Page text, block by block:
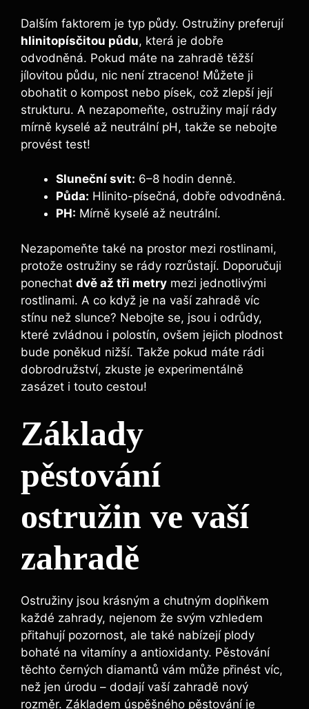
Dalším faktorem je typ půdy. Ostružiny preferují
hlinitopísčitou půdu, která je dobře
odvodněná. Pokud máte na zahradě těžší
jílovitou půdu, nic není ztraceno! Můžete ji
obohatit o kompost nebo písek, což zlepší její
strukturu. A nezapomeňte, ostružiny mají rády
mírně kyselé až neutrální pH, takže se nebojte
provést test!
Sluneční svit: 6–8 hodin denně.
Půda: Hlinito-písečná, dobře odvodněná.
PH: Mírně kyselé až neutrální.
Nezapomeňte také na prostor mezi rostlinami,
protože ostružiny se rády rozrůstají. Doporučuji
ponechat dvě až tři metry mezi jednotlivými
rostlinami. A co když je na vaší zahradě víc
stínu než slunce? Nebojte se, jsou i odrůdy,
které zvládnou i polostín, ovšem jejich plodnost
bude poněkud nižší. Takže pokud máte rádi
dobrodružství, zkuste je experimentálně
zasázet i touto cestou!
Základy
pěstování
ostružin ve vaší
zahradě
Ostružiny jsou krásným a chutným doplňkem
každé zahrady, nejenom že svým vzhledem
přitahují pozornost, ale také nabízejí plody
bohaté na vitamíny a antioxidanty. Pěstování
těchto černých diamantů vám může přinést víc,
než jen úrodu – dodají vaší zahradě nový
rozměr. Základem úspěšného pěstování je